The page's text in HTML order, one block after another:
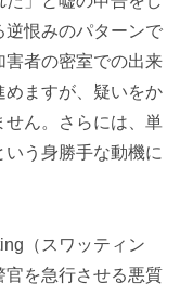
逆恨みのパターンで
害者の密室での出来
めますが、疑いをか
せん。さらには、単
う身勝手な動機に
（スワッティン
官を急行させる悪質